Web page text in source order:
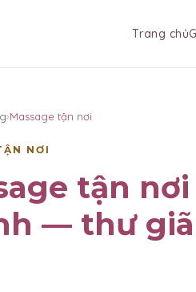
Trang chủ
›Massage tận nơi
NƠI
tận
— thư